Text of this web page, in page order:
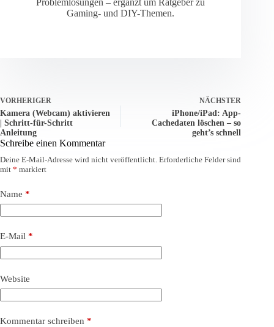
Gaming- und DIY-Themen.
VORHERIGER
Kamera (Webcam) aktivieren
| Schritt-für-Schritt
Anleitung
NÄCHSTER
iPhone/iPad: App-
Cachedaten löschen – so
geht’s schnell
Schreibe einen Kommentar
Deine E-Mail-Adresse wird nicht veröffentlicht. Erforderliche Felder sind
mit * markiert
Name *
E-Mail *
Website
Kommentar schreiben *